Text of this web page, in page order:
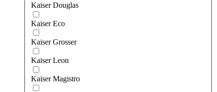
Kaiser Douglas
Kaiser Eco
Kaiser Grosser
Kaiser Leon
Kaiser Magistro